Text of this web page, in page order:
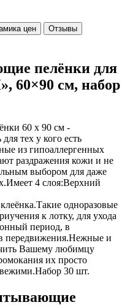
цен
Отзывы
пелёнки для
см, набор
60 х 90 см -
тех у кого есть
из гипоаллергенных
раздражения кожи и не
выбором для даже
4 слоя:Верхний
одноразовые
к лотку, для ухода
период, в
передвижения.Нежные и
Вашему любимцу
их просто
30 шт.